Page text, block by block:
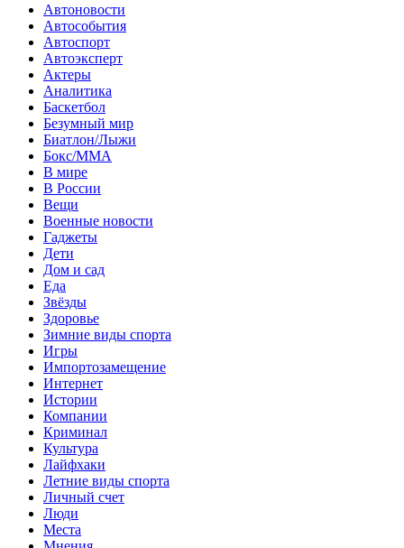
Автоновости
Автособытия
Автоспорт
Автоэксперт
Актеры
Аналитика
Баскетбол
Безумный мир
Биатлон/Лыжи
Бокс/MMA
В мире
В России
Вещи
Военные новости
Гаджеты
Дети
Дом и сад
Еда
Звёзды
Здоровье
Зимние виды спорта
Игры
Импортозамещение
Интернет
Истории
Компании
Криминал
Культура
Лайфхаки
Летние виды спорта
Личный счет
Люди
Места